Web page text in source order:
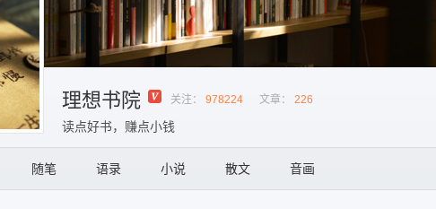
理想书院 关注： 978224 文章： 226
读点好书，赚点小钱
随笔 语录 小说 散文 音画